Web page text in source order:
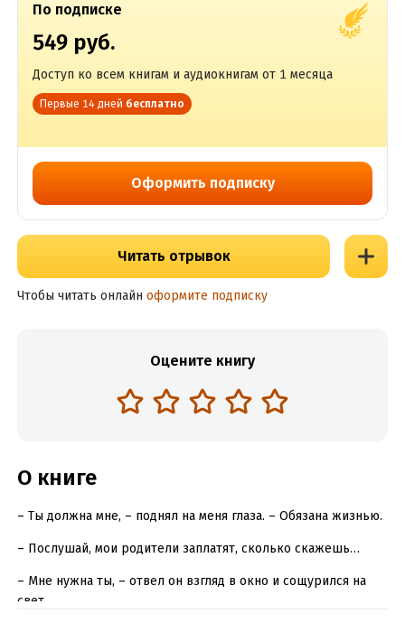
По подписке
549 руб.
Доступ ко всем книгам и аудиокнигам от 1 месяца
Первые 14 дней бесплатно
Оформить подписку
Читать отрывок
Чтобы читать онлайн оформите подписку
Оцените книгу
О книге
– Ты должна мне, – поднял на меня глаза. – Обязана жизнью.
– Послушай, мои родители заплатят, сколько скажешь…
– Мне нужна ты, – отвел он взгляд в окно и сощурился на
свет.